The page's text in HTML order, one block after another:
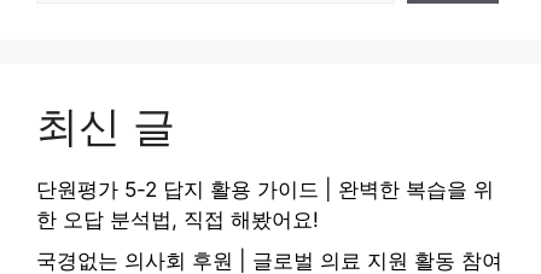
최신 글
단원평가 5-2 답지 활용 가이드 | 완벽한 복습을 위
한 오답 분석법, 직접 해봤어요!
국경없는 의사회 후원 | 글로벌 의료 지원 활동 참여